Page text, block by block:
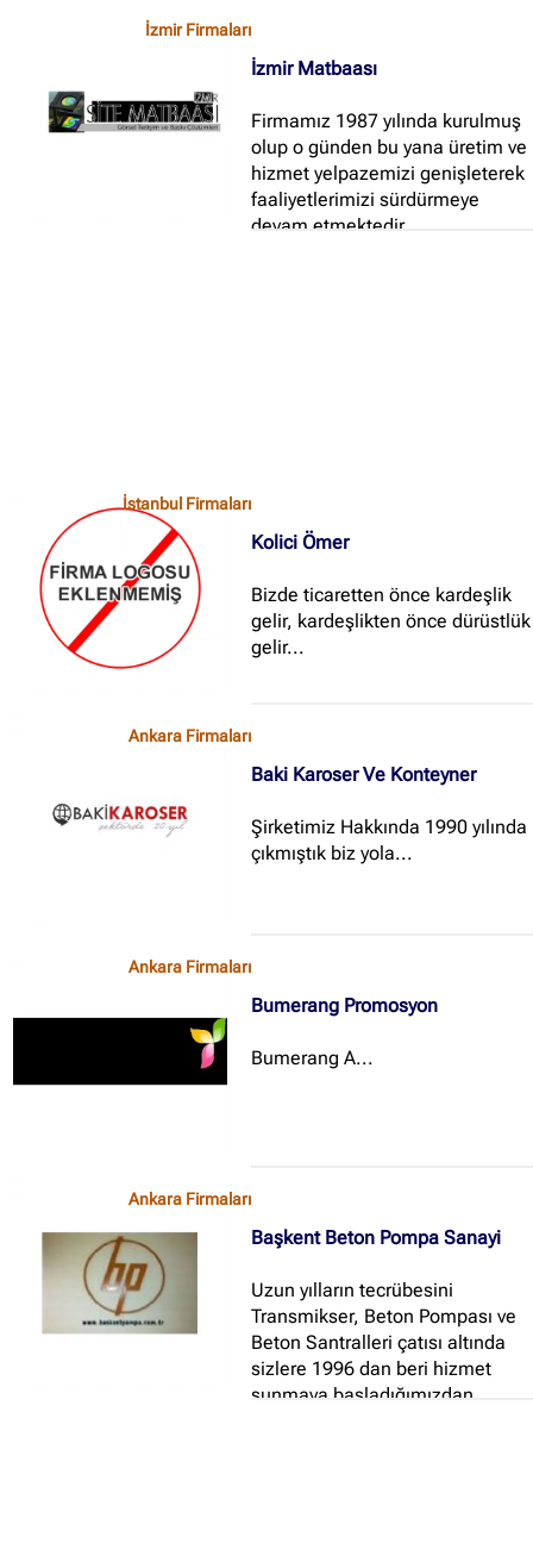
İzmir Firmaları
İzmir Matbaası
Firmamız 1987 yılında kurulmuş
olup o günden bu yana üretim ve
hizmet yelpazemizi genişleterek
faaliyetlerimizi sürdürmeye
devam etmektedir...
İstanbul Firmaları
Kolici Ömer
Bizde ticaretten önce kardeşlik
gelir, kardeşlikten önce dürüstlük
gelir...
Ankara Firmaları
Baki Karoser Ve Konteyner
Şirketimiz Hakkında 1990 yılında
çıkmıştık biz yola...
Ankara Firmaları
Bumerang Promosyon
Bumerang A...
Ankara Firmaları
Başkent Beton Pompa Sanayi
Uzun yılların tecrübesini
Transmikser, Beton Pompası ve
Beton Santralleri çatısı altında
sizlere 1996 dan beri hizmet
sunmaya başladığımızdan